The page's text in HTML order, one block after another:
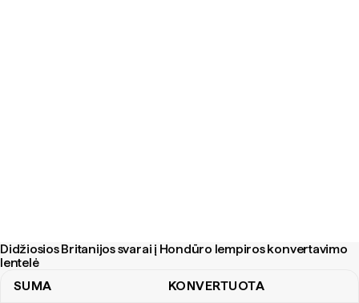
Didžiosios Britanijos svarai į Hondūro lempiros konvertavimo
lentelė
SUMA KONVERTUOTA